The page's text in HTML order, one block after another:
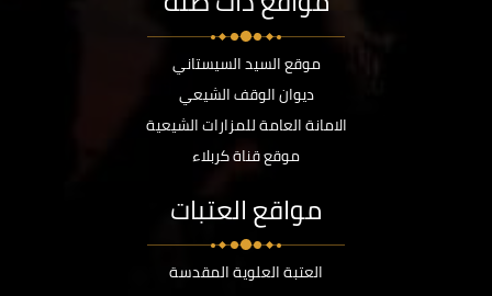
موقع السيد السيستاني
ديوان الوقف الشيعي
الامانة العامة للمزارات الشيعية
موقع قناة كربلاء
مواقع العتبات
العتبة العلوية المقدسة